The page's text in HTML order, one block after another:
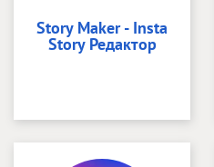
Story Maker - Insta
Story Редактор